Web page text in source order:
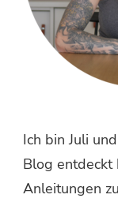
Ich bin Juli
Blog entdeckt
Anleitungen